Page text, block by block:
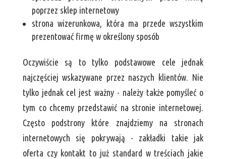
poprzez sklep internetowy
strona wizerunkowa, która ma przede wszystkim
prezentować firmę w określony sposób
Oczywiście są to tylko podstawowe cele jednak
najczęściej wskazywane przez naszych klientów. Nie
tylko jednak cel jest ważny - należy także pomyśleć o
tym co chcemy przedstawić na stronie internetowej.
Często podstrony które znajdziemy na stronach
internetowych się pokrywają - zakładki takie jak
oferta czy kontakt to już standard w treściach jakie